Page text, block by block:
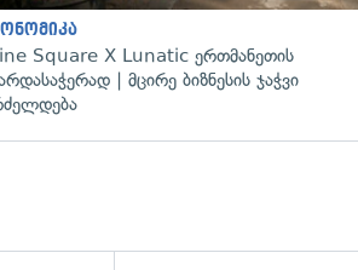
Square X Lunatic ერთმანეთის
| მცირე ბიზნესის ჯაჭვი